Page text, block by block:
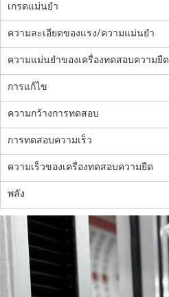
เกรดแม่นยํา
ความละเอียดของแรง/ความแม่นยํา
ความแม่นยําของเครื่องทดสอบความยืด
การแก้ไข
ความกว้างการทดสอบ
การทดสอบความเร็ว
ความเร็วของเครื่องทดสอบความยืด
พลัง